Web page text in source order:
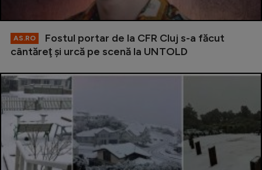
AS.RO
Fostul portar de la CFR Cluj s-a făcut
cântăreţ şi urcă pe scenă la UNTOLD